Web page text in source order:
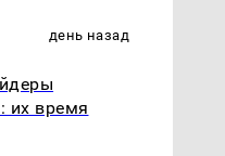
день назад
их время